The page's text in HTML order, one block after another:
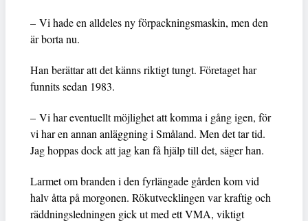
– Vi hade en alldeles ny förpackningsmaskin, men den
är borta nu.
Han berättar att det känns riktigt tungt. Företaget har
funnits sedan 1983.
– Vi har eventuellt möjlighet att komma i gång igen, för
vi har en annan anläggning i Småland. Men det tar tid.
Jag hoppas dock att jag kan få hjälp till det, säger han.
Larmet om branden i den fyrlängade gården kom vid
halv åtta på morgonen. Rökutvecklingen var kraftig och
räddningsledningen gick ut med ett VMA, viktigt